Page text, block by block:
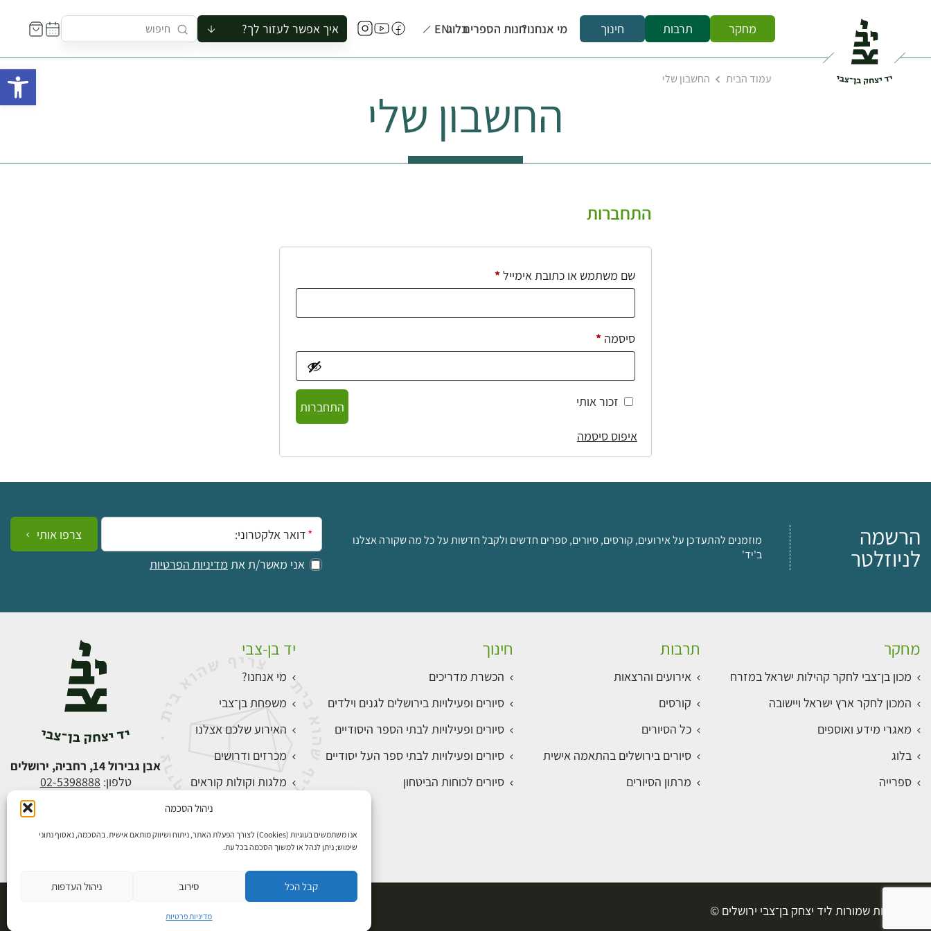
ניהול הסכמה
אנו משתמשים בעוגיות (Cookies) לצורך הפעלת האתר, ניתוח ושיווק מותאם אישית. בהסכמה, נאסוף נתוני
שימוש; ניתן לנהל או למשוך הסכמה בכל עת.
קבל הכל סירוב ניהול העדפות
מדיניות פרטיות
מחקר תרבות חינוך מי אנחנו?חנות הספריםבלוגEN איך אפשר לעזור לך?
להזמין סיור לקבוצה
לתאם ביקור בצריף
עמוד הבית החשבון שלי
החשבון שלי
התחברות
שם משתמש או כתובת אימייל*חובה
סיסמה*חובה
זכור אותי
התחברות
איפוס סיסמה
הרשמה
לניוזלטר
מוזמנים להתעדכן על אירועים, קורסים, סיורים, ספרים חדשים ולקבל חדשות על כל מה שקורה אצלנו
ב'יד'
אימייל:
אני מאשר/ת את מדיניות הפרטיות
צרפו אותי
מחקר
מכון בן־צבי לחקר קהילות ישראל במזרח
המכון לחקר ארץ ישראל ויישובה
מאגרי מידע ואוספים
בלוג
ספרייה
תרבות
אירועים והרצאות
קורסים
כל הסיורים
סיורים בירושלים בהתאמה אישית
מרתון הסיורים
חינוך
הכשרת מדריכים
סיורים ופעילויות בירושלים לגנים וילדים
סיורים ופעילויות לבתי הספר היסודיים
סיורים ופעילויות לבתי ספר העל יסודיים
סיורים לכוחות הביטחון
יד בן-צבי
מי אנחנו?
משפחת בן־צבי
האירוע שלכם אצלנו
מכרזים ודרושים
מלגות וקולות קוראים
התחברות
אבן גבירול 14, רחביה, ירושלים
טלפון: 02-5398888
כל הזכויות שמורות ליד יצחק בן־צבי ירושלים ©